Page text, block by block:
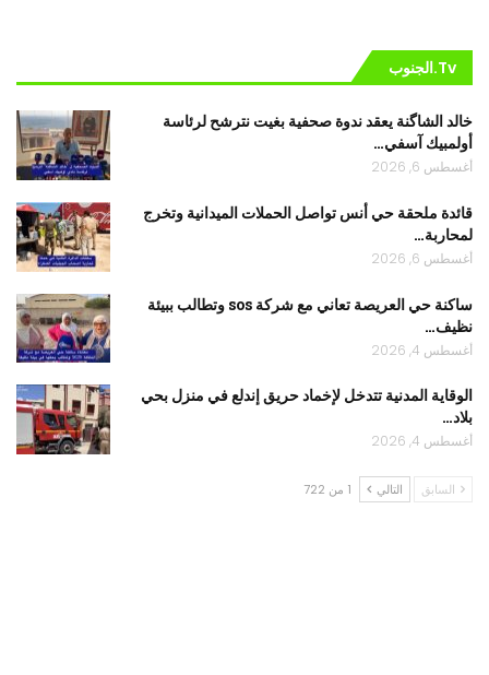
Tv.الجنوب
خالد الشاگنة يعقد ندوة صحفية بغيت نترشح لرئاسة
أولمبيك آسفي…
أغسطس 6, 2026
قائدة ملحقة حي أنس تواصل الحملات الميدانية وتخرج
لمحاربة…
أغسطس 6, 2026
ساكنة حي العريصة تعاني مع شركة sos وتطالب ببيئة
نظيف…
أغسطس 4, 2026
الوقاية المدنية تتدخل لإخماد حريق إندلع في منزل بحي
بلاد…
أغسطس 4, 2026
السابق التالي 1 من 722